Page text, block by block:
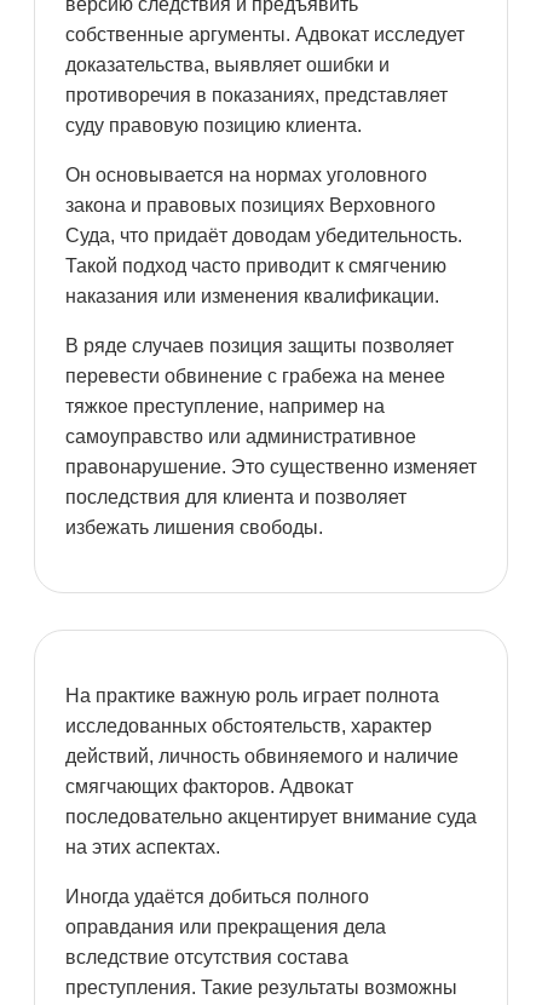
версию следствия и предъявить
собственные аргументы. Адвокат исследует
доказательства, выявляет ошибки и
противоречия в показаниях, представляет
суду правовую позицию клиента.
Он основывается на нормах уголовного
закона и правовых позициях Верховного
Суда, что придаёт доводам убедительность.
Такой подход часто приводит к смягчению
наказания или изменения квалификации.
В ряде случаев позиция защиты позволяет
перевести обвинение с грабежа на менее
тяжкое преступление, например на
самоуправство или административное
правонарушение. Это существенно изменяет
последствия для клиента и позволяет
избежать лишения свободы.
На практике важную роль играет полнота
исследованных обстоятельств, характер
действий, личность обвиняемого и наличие
смягчающих факторов. Адвокат
последовательно акцентирует внимание суда
на этих аспектах.
Иногда удаётся добиться полного
оправдания или прекращения дела
вследствие отсутствия состава
преступления. Такие результаты возможны